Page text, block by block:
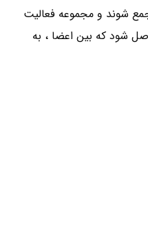
کلی و خلاصه شرکت یعنی : اشخاصی ( ۲ نفر به بالا ) جمع شوند و مجموعه فعالیت
شود که بین اعضا ، به